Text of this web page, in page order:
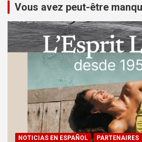
Vous avez peut-être
NOTICIAS EN ESPAÑOL PARTENAIRES